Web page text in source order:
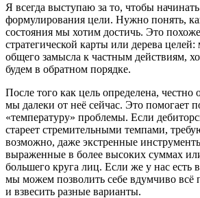
Я всегда выступаю за то, чтобы начинать
формулирования цели. Нужно понять,
состояния мы хотим достичь. Это
стратегической карты или дерева
общего замысла к частным действиям,
будем в обратном порядке.
После того как цель определена, честно
мы далеки от неё сейчас. Это помогает
«температуру» проблемы. Если
стареет стремительными темпами,
возможно, даже экстренные
выраженные в более высоких суммах
большего круга лиц. Если же у нас есть
мы можем позволить себе вдумчиво всё
и взвесить разные варианты.